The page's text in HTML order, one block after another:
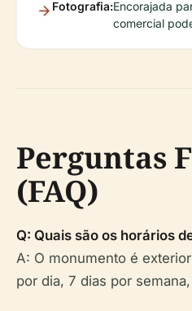
Fotografia:Encorajada
comercial
Perguntas
(FAQ)
Q: Quais são os horários
A: O monumento é
por dia, 7 dias por